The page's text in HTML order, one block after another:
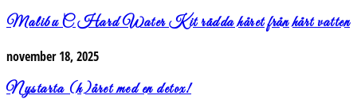
Malibu C Hard Water Kit rädda håret från hårt vatten
november 18, 2025
Nystarta (h)året med en detox!